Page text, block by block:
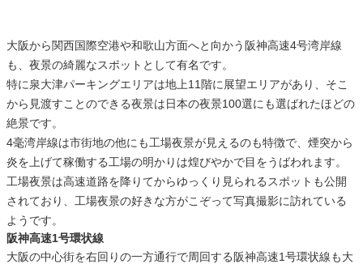
大阪から関西国際空港や和歌山方面へと向かう阪神高速4号湾岸線
も、夜景の綺麗なスポットとして有名です。
特に泉大津パーキングエリアは地上11階に展望エリアがあり、そこ
から見渡すことのできる夜景は日本の夜景100選にも選ばれたほどの
絶景です。
4毫湾岸線は市街地の他にも工場夜景が見えるのも特徴で、煙突から
炎を上げて稼働する工場の明かりは煌びやかで目をうばわれます。
工場夜景は高速道路を降りてからゆっくり見られるスポットも公開
されており、工場夜景の好きな方がこぞって写真撮影に訪れている
ようです。
阪神高速1号環状線
大阪の中心街を右回りの一方通行で周回する阪神高速1号環状線も大